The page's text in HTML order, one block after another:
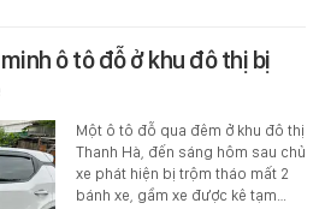
ô tô đỗ ở khu đô thị bị
Một ô tô đỗ qua đêm ở khu đô thị
Thanh Hà, đến sáng hôm sau chủ
xe phát hiện bị trộm tháo mất 2
bánh xe, gầm xe được kê tạm…